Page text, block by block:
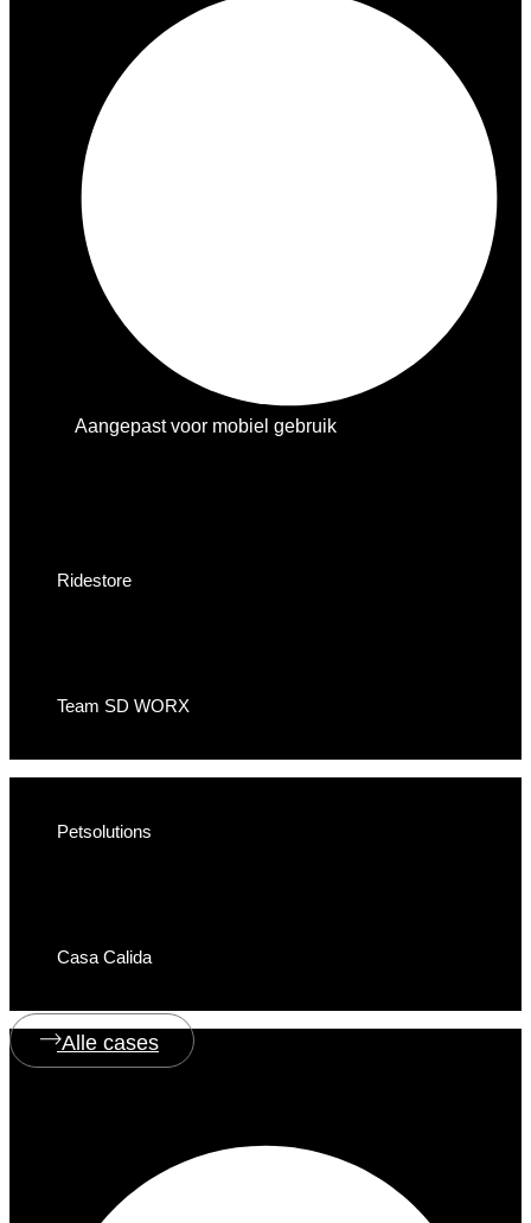
Aangepast voor mobiel gebruik
Ridestore
Team SD WORX
Petsolutions
Casa Calida
Alle cases